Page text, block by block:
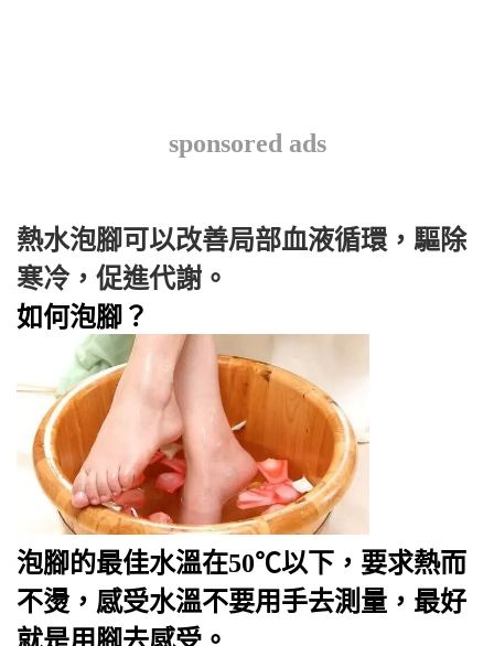
sponsored ads
熱水泡腳可以改善局部血液循環，驅除
寒冷，促進代謝。
如何泡腳？
泡腳的最佳水溫在50℃以下，要求熱而
不燙，感受水溫不要用手去測量，最好